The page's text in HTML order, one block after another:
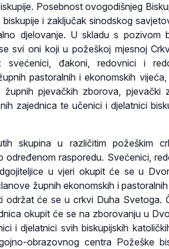
Posebnost ovogodišnjeg
i zaključak sinodskog
djelovanje. U skladu s pozivom
svi oni koji u požeškoj mjesnoj
svećenici, đakoni, redovnici i
pastoralnih i ekonomskih vijeća,
pjevačkih zborova, pjevački
zajednica te učenici i djelatnici
skupina u različitim požeškim
rasporedu. Svećenici,
u vjeri okupit će se u
župnih ekonomskih i
održat će se u crkvi Duha Svetoga.
okupit će se na zborovanju u
i djelatnici svih biskupijskih
obrazovnog centra Požeške